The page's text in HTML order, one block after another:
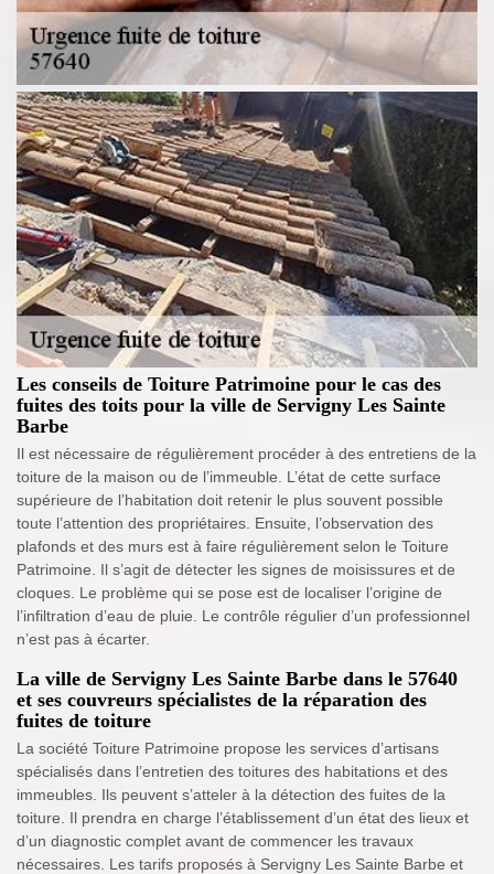
Les conseils de Toiture Patrimoine pour le cas des
fuites des toits pour la ville de Servigny Les Sainte
Barbe
Il est nécessaire de régulièrement procéder à des entretiens de la
toiture de la maison ou de l’immeuble. L’état de cette surface
supérieure de l’habitation doit retenir le plus souvent possible
toute l’attention des propriétaires. Ensuite, l’observation des
plafonds et des murs est à faire régulièrement selon le Toiture
Patrimoine. Il s’agit de détecter les signes de moisissures et de
cloques. Le problème qui se pose est de localiser l’origine de
l’infiltration d’eau de pluie. Le contrôle régulier d’un professionnel
n’est pas à écarter.
La ville de Servigny Les Sainte Barbe dans le 57640
et ses couvreurs spécialistes de la réparation des
fuites de toiture
La société Toiture Patrimoine propose les services d’artisans
spécialisés dans l’entretien des toitures des habitations et des
immeubles. Ils peuvent s’atteler à la détection des fuites de la
toiture. Il prendra en charge l’établissement d’un état des lieux et
d’un diagnostic complet avant de commencer les travaux
nécessaires. Les tarifs proposés à Servigny Les Sainte Barbe et